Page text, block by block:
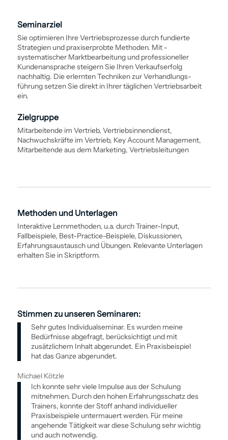
Seminarziel
Sie optimieren Ihre Vertriebs­prozesse durch fundierte
Strategien und praxiserprobte Methoden. Mit ­
systematischer Marktbearbeitung und professioneller
Kundenansprache steigern Sie Ihren Verkaufserfolg
nachhaltig. Die erlernten Techniken zur Verhandlungs­
führung setzen Sie direkt in Ihrer täglichen Vertriebsarbeit
ein.
Zielgruppe
Mitarbeitende im Vertrieb, Vertriebsinnendienst,
Nachwuchskräfte im Vertrieb, Key Account Management,
Mitarbeitende aus dem Marketing, Vertriebsleitungen
Methoden und Unterlagen
Interaktive Lernmethoden, u.a. durch Trainer-Input,
Fallbeispiele, Best-Practice-Beispiele, Diskussionen,
Erfahrungsaustausch und Übungen. Relevante Unterlagen
erhalten Sie in Skriptform.
Stimmen zu unseren Seminaren:
Sehr gutes Individualseminar. Es wurden meine
Bedürfnisse abgefragt, berücksichtigt und mit
zusätzlichem Inhalt abgerundet. Ein Praxisbeispiel
hat das Ganze abgerundet.
Michael Kötzle
Ich konnte sehr viele Impulse aus der Schulung
mitnehmen. Durch den hohen Erfahrungsschatz des
Trainers, konnte der Stoff anhand individueller
Praxisbeispiele untermauert werden. Für meine
angehende Tätigkeit war diese Schulung sehr wichtig
und auch notwendig.